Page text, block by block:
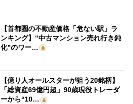
【首都圏の不動産価格「危ない駅」ラ
ンキング】“中古マンション売れ行き鈍
化”のワー…
【億り人オールスターが狙う20銘柄】
「総資産69億円超」90歳現役トレーダ
ーから“10…